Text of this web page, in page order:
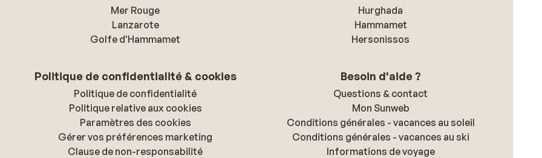
Mer Rouge
Lanzarote
Golfe d'Hammamet
Hurghada
Hammamet
Hersonissos
Politique de confidentialité & cookies
Politique de confidentialité
Politique relative aux cookies
Paramètres des cookies
Gérer vos préférences marketing
Clause de non-responsabilité
Besoin d'aide ?
Questions & contact
Mon Sunweb
Conditions générales - vacances au soleil
Conditions générales - vacances au ski
Informations de voyage